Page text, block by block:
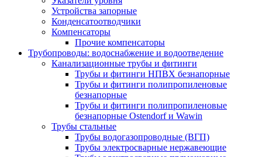
Устройства запорные
Конденсатоотводчики
Компенсаторы
Прочие компенсаторы
Трубопроводы: водоснабжение и водоотведение
Канализационные трубы и фитинги
Трубы и фитинги НПВХ безнапорные
Трубы и фитинги полипропиленовые
безнапорные
Трубы и фитинги полипропиленовые
безнапорные Ostendorf и Wawin
Трубы стальные
Трубы водогазопроводные (ВГП)
Трубы электросварные нержавеющие